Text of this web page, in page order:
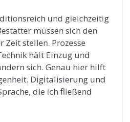
und gleichzeitig
müssen sich den
Zeit stellen. Prozesse
hält Einzug und
sich. Genau hier hilft
Digitalisierung und
die ich fließend